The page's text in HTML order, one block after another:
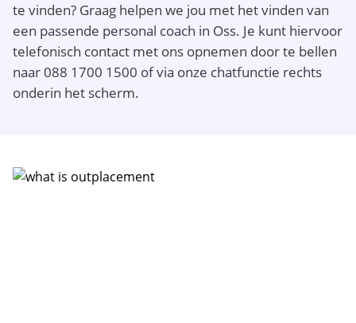
te vinden? Graag helpen we jou met het vinden van
een passende personal coach in Oss. Je kunt hiervoor
telefonisch contact met ons opnemen door te bellen
naar 088 1700 1500 of via onze chatfunctie rechts
onderin het scherm.